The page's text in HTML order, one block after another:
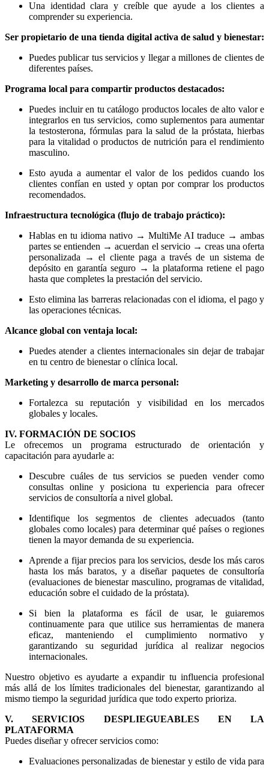
Una identidad clara y creíble que ayude a los clientes a
comprender su experiencia.
Ser propietario de una tienda digital activa de salud y bienestar:
Puedes publicar tus servicios y llegar a millones de clientes de
diferentes países.
Programa local para compartir productos destacados:
Puedes incluir en tu catálogo productos locales de alto valor e
integrarlos en tus servicios, como suplementos para aumentar
la testosterona, fórmulas para la salud de la próstata, hierbas
para la vitalidad o productos de nutrición para el rendimiento
masculino.
Esto ayuda a aumentar el valor de los pedidos cuando los
clientes confían en usted y optan por comprar los productos
recomendados.
Infraestructura tecnológica (flujo de trabajo práctico):
Hablas en tu idioma nativo → MultiMe AI traduce → ambas
partes se entienden → acuerdan el servicio → creas una oferta
personalizada → el cliente paga a través de un sistema de
depósito en garantía seguro → la plataforma retiene el pago
hasta que completes la prestación del servicio.
Esto elimina las barreras relacionadas con el idioma, el pago y
las operaciones técnicas.
Alcance global con ventaja local:
Puedes atender a clientes internacionales sin dejar de trabajar
en tu centro de bienestar o clínica local.
Marketing y desarrollo de marca personal:
Fortalezca su reputación y visibilidad en los mercados
globales y locales.
IV. FORMACIÓN DE SOCIOS
Le ofrecemos un programa estructurado de orientación y
capacitación para ayudarle a:
Descubre cuáles de tus servicios se pueden vender como
consultas online y posiciona tu experiencia para ofrecer
servicios de consultoría a nivel global.
Identifique los segmentos de clientes adecuados (tanto
globales como locales) para determinar qué países o regiones
tienen la mayor demanda de su experiencia.
Aprende a fijar precios para los servicios, desde los más caros
hasta los más baratos, y a diseñar paquetes de consultoría
(evaluaciones de bienestar masculino, programas de vitalidad,
educación sobre el cuidado de la próstata).
Si bien la plataforma es fácil de usar, le guiaremos
continuamente para que utilice sus herramientas de manera
eficaz, manteniendo el cumplimiento normativo y
garantizando su seguridad jurídica al realizar negocios
internacionales.
Nuestro objetivo es ayudarte a expandir tu influencia profesional
más allá de los límites tradicionales del bienestar, garantizando al
mismo tiempo la seguridad jurídica que todo experto prioriza.
V. SERVICIOS DESPLIEGUEABLES EN LA
PLATAFORMA
Puedes diseñar y ofrecer servicios como:
Evaluaciones personalizadas de bienestar y estilo de vida para